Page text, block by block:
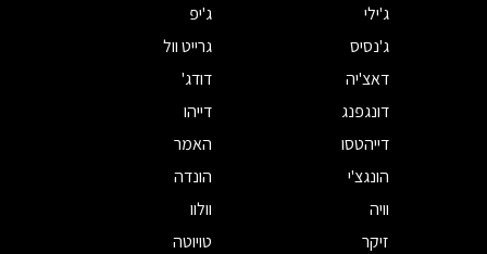
ג'ילי
ג'יפ
ג'נסיס
גרייט וול
דאצ'יה
דודג'
דונגפנג
דייהו
דייהטסו
האמר
הונגצ'י
הונדה
וויה
וולוו
זיקר
טויוטה